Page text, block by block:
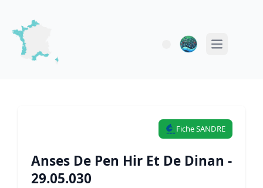
Open main
Fiche SANDRE
Anses De Pen Hir Et De Dinan -
29.05.030